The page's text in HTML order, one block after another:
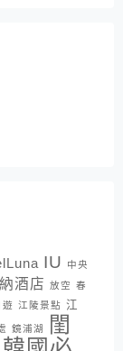
IU
中央
酒店 放空 春
江陵景點 江
鏡浦湖
閨